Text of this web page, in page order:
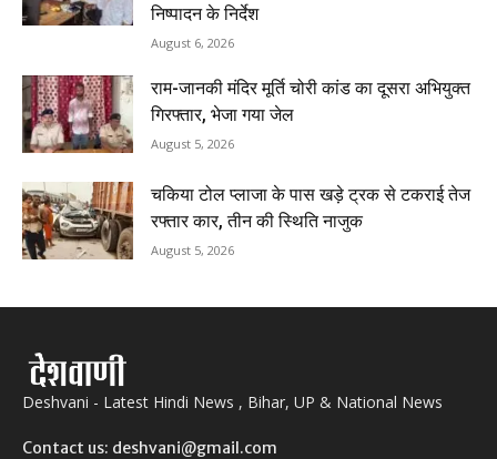
निष्पादन के निर्देश
August 6, 2026
राम-जानकी मंदिर मूर्ति चोरी कांड का दूसरा अभियुक्त
गिरफ्तार, भेजा गया जेल
August 5, 2026
चकिया टोल प्लाजा के पास खड़े ट्रक से टकराई तेज
रफ्तार कार, तीन की स्थिति नाजुक
August 5, 2026
Deshvani - Latest Hindi News , Bihar, UP & National News
Contact us: deshvani@gmail.com